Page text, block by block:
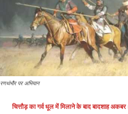
रणथंभौर पर अभियान
चित्तौड़ का गर्व धूल में मिलाने के बाद बादशाह अकबर